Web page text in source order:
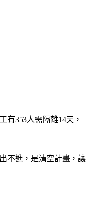
有353人需隔離14天，
不進，是清空計畫，讓